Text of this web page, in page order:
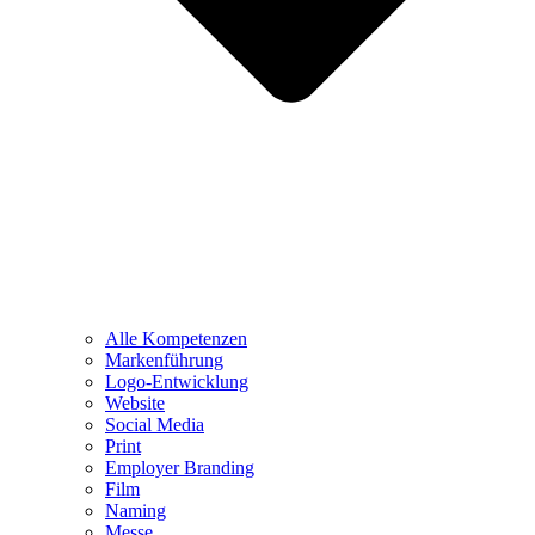
Alle Kompetenzen
Markenführung
Logo-Entwicklung
Website
Social Media
Print
Employer Branding
Film
Naming